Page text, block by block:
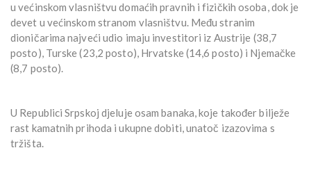
u većinskom vlasništvu domaćih pravnih i fizičkih osoba, dok je
devet u većinskom stranom vlasništvu. Među stranim
dioničarima najveći udio imaju investitori iz Austrije (38,7
posto), Turske (23,2 posto), Hrvatske (14,6 posto) i Njemačke
(8,7 posto).
U Republici Srpskoj djeluje osam banaka, koje također bilježe
rast kamatnih prihoda i ukupne dobiti, unatoč izazovima s
tržišta.